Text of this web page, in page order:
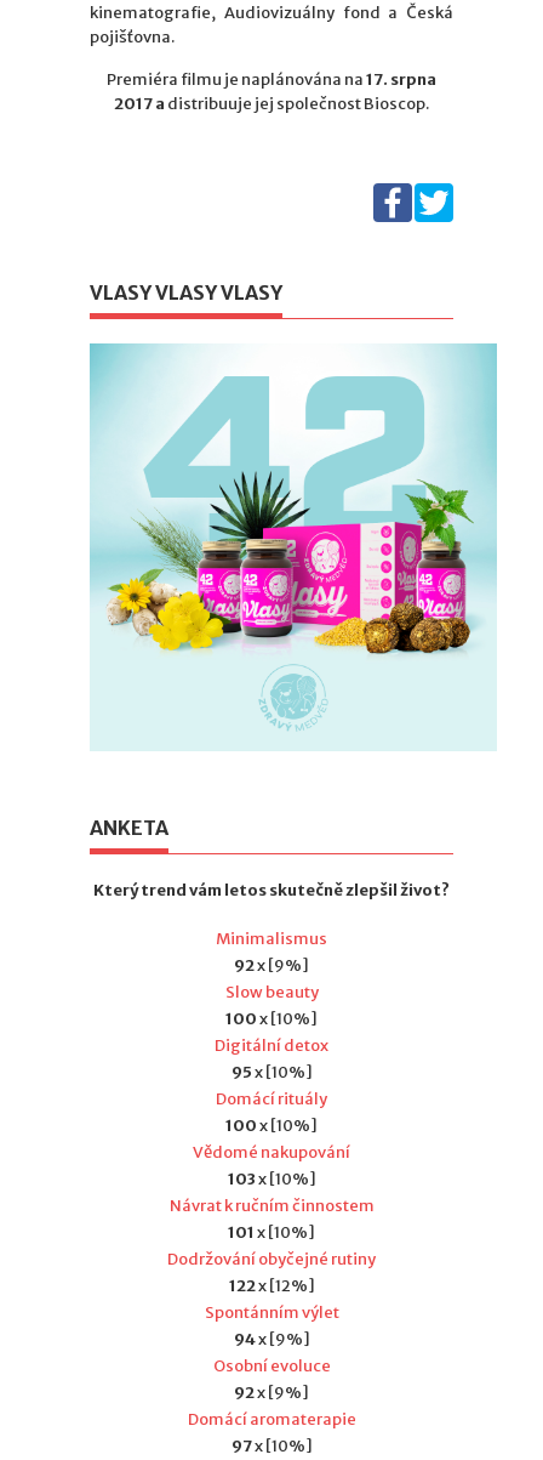
kinematografie, Audiovizuálny fond a Česká
pojišťovna.
Premiéra filmu je naplánována na17. srpna
2017 a distribuuje jej společnost Bioscop.
VLASY VLASY VLASY
ANKETA
Který trend vám letos skutečně zlepšil život?
Minimalismus
92x [9%]
Slow beauty
100x [10%]
Digitální detox
95x [10%]
Domácí rituály
100x [10%]
Vědomé nakupování
103x [10%]
Návrat k ručním činnostem
101 x [10%]
Dodržování obyčejné rutiny
122x [12%]
Spontánním výlet
94x [9%]
Osobní evoluce
92x [9%]
Domácí aromaterapie
97x [10%]